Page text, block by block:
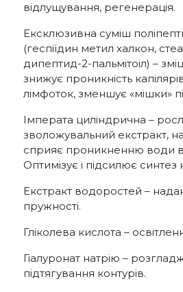
відлущування, регенерація.
Ексклюзивна суміш
(геспіїдин метил халкон,
дипептид-2-пальмітоіл) –
знижує проникність
лімфоток, зменшує «мішки»
Імперата циліндрична –
зволожувальний екстракт,
сприяє проникненню води в
Оптимізує і підсилює синтез
Екстракт водоростей –
пружності.
Гліколева кислота –
Гіалуронат натрію –
підтягування контурів.